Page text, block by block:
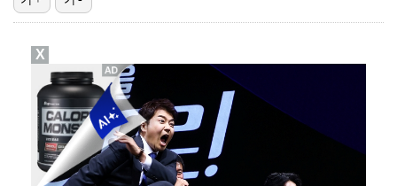
청문회부터 압수수색·심판 성접대 의혹까지…월드컵 탈락이…
X